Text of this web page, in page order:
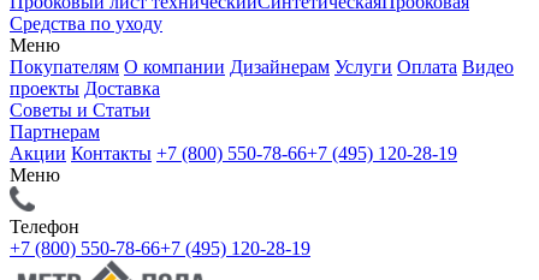
Средства по уходу
Меню
Покупателям О компании Дизайнерам Услуги Оплата Видео
проекты Доставка
Советы и Статьи
Партнерам
Акции Контакты +7 (800) 550-78-66+7 (495) 120-28-19
Меню
Телефон
+7 (800) 550-78-66+7 (495) 120-28-19